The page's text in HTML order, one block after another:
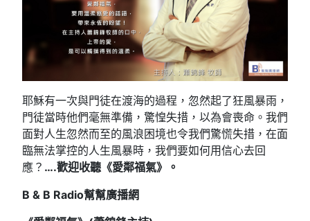
耶穌有一次與門徒在渡海的過程，忽然起了狂風暴雨，
門徒當時他們毫無準備，驚惶失措，以為會喪命。我們
面對人生忽然而至的風浪困境也令我們驚慌失措，在面
臨無法掌控的人生風暴時，我們要如何用信心去回
應？ ….歡迎收聽《愛鄰福氣》。
B & B Radio幫幫廣播網